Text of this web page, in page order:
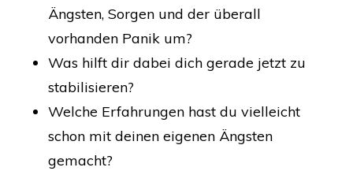
Ängsten, Sorgen und der überall
vorhanden Panik um?
Was hilft dir dabei dich gerade jetzt zu
stabilisieren?
Welche Erfahrungen hast du vielleicht
schon mit deinen eigenen Ängsten
gemacht?